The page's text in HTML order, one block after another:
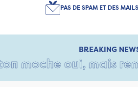
PAS DE SPAM ET DES
BREAKING
oui, mais